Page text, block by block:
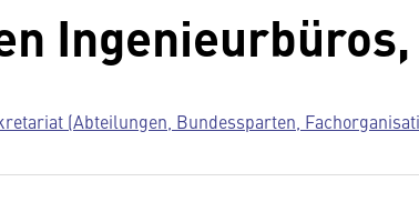
(Abteilungen, Bundessparten,